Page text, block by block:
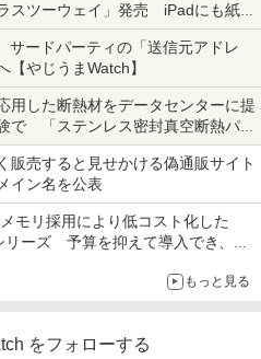
スツーウェイ」発売 iPadにも紙に
サードパーティの「送信元アドレ
【やじうまWatch】
用した断熱材をデータセンターに提
で 「ステンレス密封真空断熱パネ
販売すると見せかける偽通販サイト
イン名を公表
モリ採用により低コスト化した
ーズ 予算を抑えて導入でき、
もっと見る
をフォローする